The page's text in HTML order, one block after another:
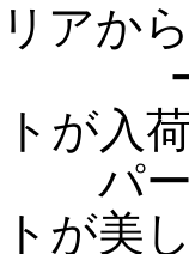
アか
が入
パ
が美